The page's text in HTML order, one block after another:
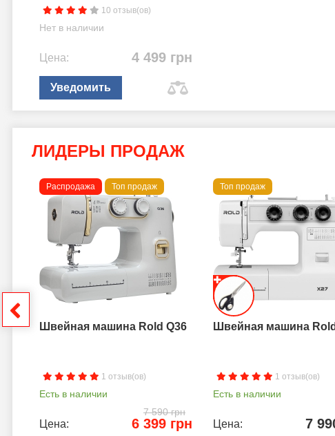
10 отзыв(ов)
Нет в наличии
Цена: 4 499 грн
Уведомить
ЛИДЕРЫ ПРОДАЖ
Распродажа Топ продаж
Швейная машина Rold Q36
1 отзыв(ов)
Есть в наличии
7 590 грн
Цена: 6 399 грн
Топ продаж
Швейная машина
1 отзыв(ов)
Есть в наличии
Цена: 7